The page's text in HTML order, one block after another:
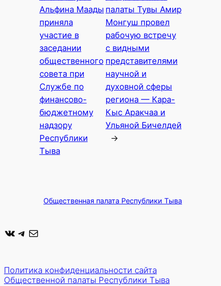
Альфина Маады
приняла
участие в
заседании
общественного
совета при
Службе по
финансово-
бюджетному
надзору
Республики
Тыва
палаты Тувы Амир
Монгуш провел
рабочую встречу
с видными
представителями
научной и
духовной сферы
региона — Кара-
Кыс Аракчаа и
Ульяной Бичелдей
→
Общественная палата Республики Тыва
ВКонтакте Telegram Почта
Политика конфиденциальности сайта
Общественной палаты Республики Тыва